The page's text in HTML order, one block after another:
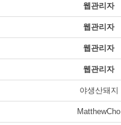
웹관리자
웹관리자
웹관리자
웹관리자
야생산돼지
MatthewCho